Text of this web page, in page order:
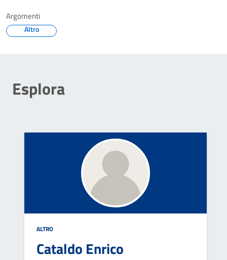
Argomenti
Altro
Esplora
ALTRO
Cataldo Enrico